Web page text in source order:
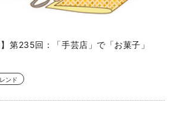
】第235回：「手芸店」で「お菓子」
ンド